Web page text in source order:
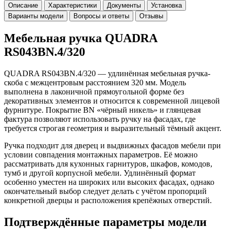
Описание Характеристики Документы
Установка
Варианты модели
Вопросы и ответы Отзывы
Мебельная ручка QUADRA
RS043BN.4/320
QUADRA RS043BN.4/320 — удлинённая мебельная ручка-
скоба с межцентровым расстоянием 320 мм. Модель
выполнена в лаконичной прямоугольной форме без
декоративных элементов и относится к современной лицевой
фурнитуре. Покрытие BN «чёрный никель» и глянцевая
фактура позволяют использовать ручку на фасадах, где
требуется строгая геометрия и выразительный тёмный акцент.
Ручка подходит для дверец и выдвижных фасадов мебели при
условии совпадения монтажных параметров. Её можно
рассматривать для кухонных гарнитуров, шкафов, комодов,
тумб и другой корпусной мебели. Удлинённый формат
особенно уместен на широких или высоких фасадах, однако
окончательный выбор следует делать с учётом пропорций
конкретной дверцы и расположения крепёжных отверстий.
Подтверждённые параметры модели